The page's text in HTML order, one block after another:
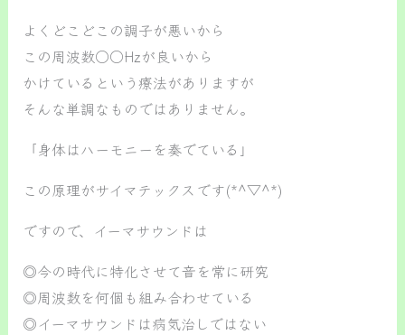
よくどこどこの調子が悪いから
この周波数○○Hzが良いから
かけているという療法がありますが
そんな単調なものではありません。
「身体はハーモニーを奏でている」
この原理がサイマテックスです(*^▽^*)
ですので、イーマサウンドは
◎今の時代に特化させて音を常に研究
◎周波数を何個も組み合わせている
◎イーマサウンドは病気治しではない